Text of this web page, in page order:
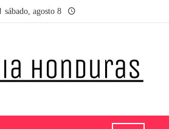
sábado, agosto 8